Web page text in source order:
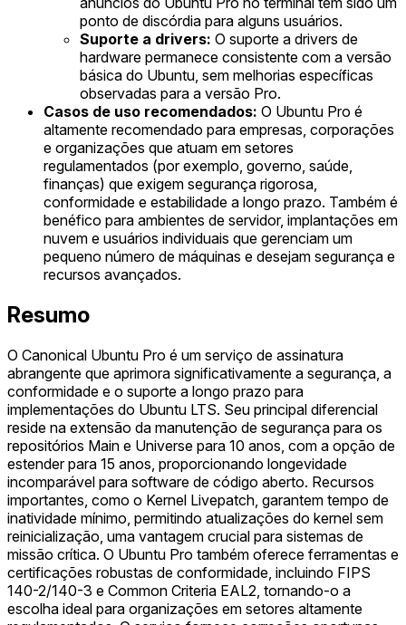
ponto de discórdia para alguns usuários.
Suporte a drivers: O suporte a drivers de
hardware permanece consistente com a versão
básica do Ubuntu, sem melhorias específicas
observadas para a versão Pro.
Casos de uso recomendados: O Ubuntu Pro é
altamente recomendado para empresas, corporações
e organizações que atuam em setores
regulamentados (por exemplo, governo, saúde,
finanças) que exigem segurança rigorosa,
conformidade e estabilidade a longo prazo. Também é
benéfico para ambientes de servidor, implantações em
nuvem e usuários individuais que gerenciam um
pequeno número de máquinas e desejam segurança e
recursos avançados.
Resumo
O Canonical Ubuntu Pro é um serviço de assinatura
abrangente que aprimora significativamente a segurança, a
conformidade e o suporte a longo prazo para
implementações do Ubuntu LTS. Seu principal diferencial
reside na extensão da manutenção de segurança para os
repositórios Main e Universe para 10 anos, com a opção de
estender para 15 anos, proporcionando longevidade
incomparável para software de código aberto. Recursos
importantes, como o Kernel Livepatch, garantem tempo de
inatividade mínimo, permitindo atualizações do kernel sem
reinicialização, uma vantagem crucial para sistemas de
missão crítica. O Ubuntu Pro também oferece ferramentas e
certificações robustas de conformidade, incluindo FIPS
140-2/140-3 e Common Criteria EAL2, tornando-o a
escolha ideal para organizações em setores altamente